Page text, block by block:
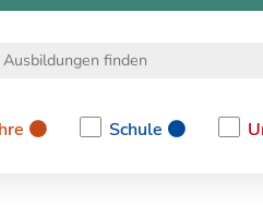
Schule